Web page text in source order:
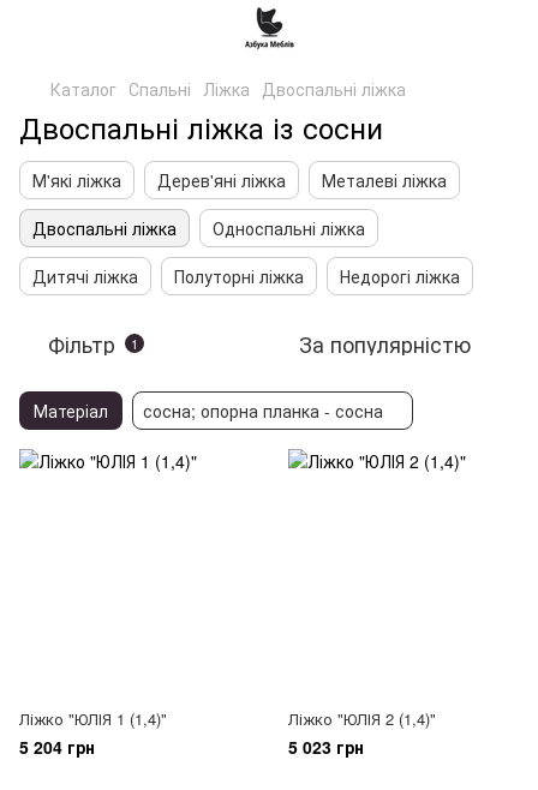
Каталог Спальні Ліжка Двоспальні ліжка
Двоспальні ліжка із сосни
М'які ліжка Дерев'яні ліжка
Металеві ліжка
Двоспальні ліжка
Односпальні ліжка
Дитячі ліжка
Полуторні ліжка Недорогі ліжка
Фільтр 1 За популярністю
Матеріал сосна; опорна планка - сосна
Ліжко "ЮЛІЯ 1 (1,4)"
5 204 грн
Ліжко "ЮЛІЯ 2 (1,4)"
5 023 грн